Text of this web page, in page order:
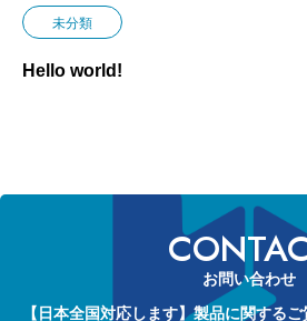
未分類
Hello world!
お問い合わせ
【日本全国対応します】製品に関する